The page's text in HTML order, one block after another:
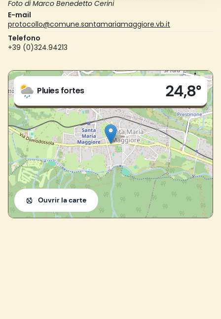
Foto di Marco Benedetto Cerini
E-mail
protocollo@comune.santamariamaggiore.vb.it
Telefono
+39 (0)324.94213
Pluies fortes 24,8°
Piazza Risorgimento, 28
28857 - Santa Maria Maggiore (VB)
Ouvrir la carte